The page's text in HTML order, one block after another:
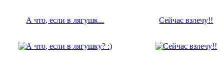
А что, если в лягушк... Сейчас взлечу!!